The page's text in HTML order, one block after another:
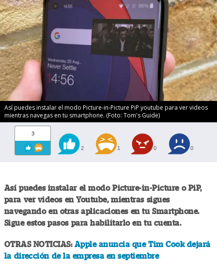
Así puedes instalar el modo Picture-in-Picture PiP youtube para ver videos
mientras navegas en tu smartphone. (Foto: Tom's Guide)
3
2 1 0 0
Así puedes instalar el modo Picture-in-Picture o PiP,
para ver videos en Youtube, mientras sigues
navegando en otras aplicaciones en tu Smartphone.
Sigue estos pasos para habilitarlo en tu cuenta.
OTRAS NOTICIAS: Apple anuncia que Tim Cook dejará
la dirección de la empresa en septiembre